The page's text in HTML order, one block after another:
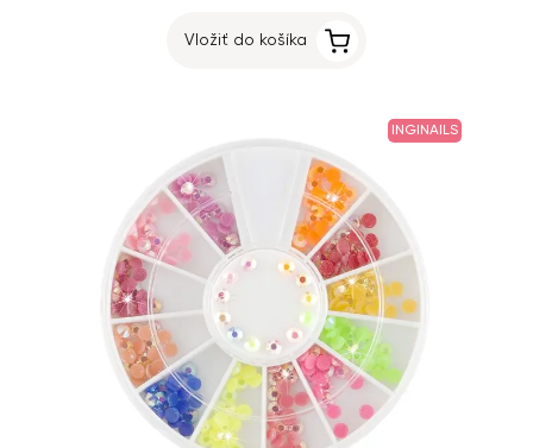
Vložiť do košíka
INGINAILS